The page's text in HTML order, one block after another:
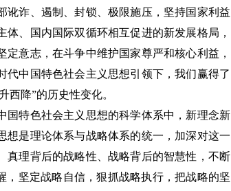
讹诈、遏制、封锁、极限施压，坚持国家利益
、国内国际双循环相互促进的新发展格局，
意志，在斗争中维护国家尊严和核心利益，
中国特色社会主义思想引领下，我们赢得了
西降”的历史性变化。
国特色社会主义思想的科学体系中，新理念新
想是理论体系与战略体系的统一，加深对这一
真理背后的战略性、战略背后的智慧性，不断
，坚定战略自信，狠抓战略执行，把战略的坚